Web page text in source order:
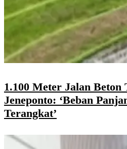
1.100 Meter Jalan
Jeneponto: ‘Beban
Terangkat’